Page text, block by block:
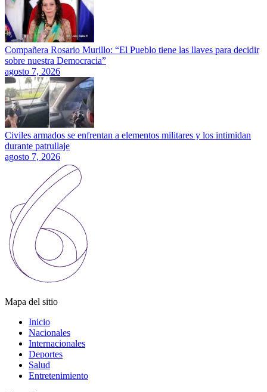
Compañera Rosario Murillo: “El Pueblo tiene las llaves para decidir
sobre nuestra Democracia”
agosto 7, 2026
Civiles armados se enfrentan a elementos militares y los intimidan
durante patrullaje
agosto 7, 2026
Mapa del sitio
Inicio
Nacionales
Internacionales
Deportes
Salud
Entretenimiento